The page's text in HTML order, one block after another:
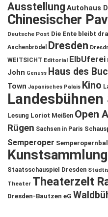
Ausstellung Autohaus
Chinesischer
Deutsche Post Die Ente bleibt
Aschenbrödel
Dresden
WEITSICHT Editorial ElbUferei
John Genuss Haus des
Town Japanisches Palais Kino
Landesbühnen
Lesung Loriot Meißen Open
Rügen Sachsen in Paris
Semperoper Semperopernball
Staatsschauspiel Dresden
Theater Theaterzelt
Dresden-Bautzen eG